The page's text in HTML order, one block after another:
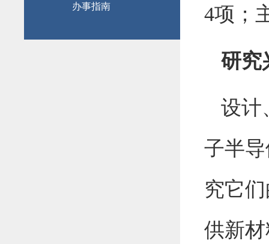
办事指南
4项 ；
研究
设计
子半
究它
供新